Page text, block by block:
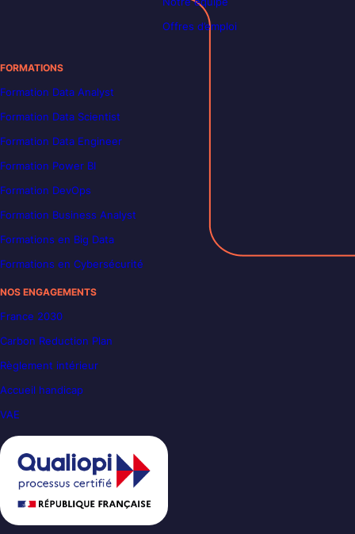
Offres d’emploi
FORMATIONS
Formation Data Analyst
Formation Data Scientist
Formation Data Engineer
Formation Power BI
Formation DevOps
Formation Business Analyst
Formations en Big Data
Formations en Cybersécurité
NOS ENGAGEMENTS
France 2030
Carbon Reduction Plan
Règlement intérieur
Accueil handicap
VAE